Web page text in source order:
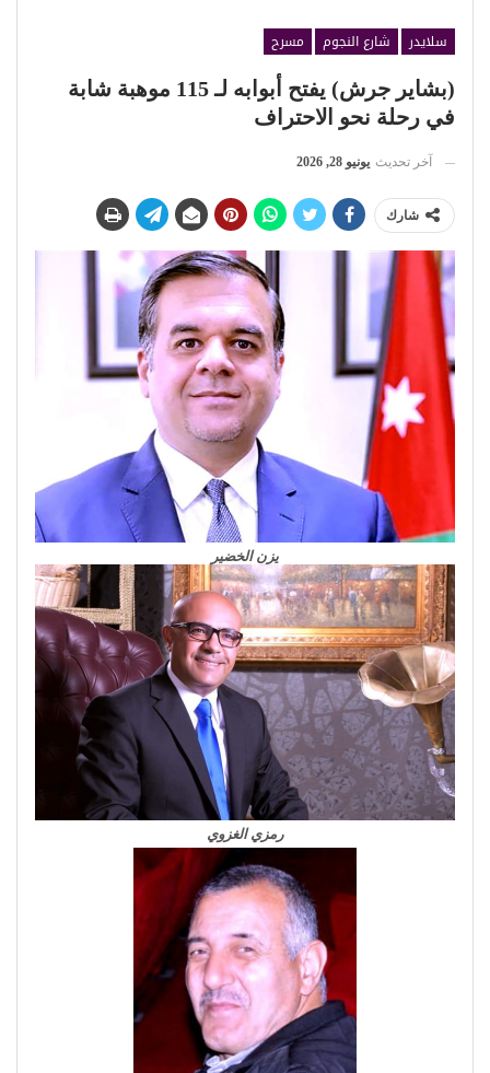
سلايدر شارع النجوم
مسرح
(بشاير جرش) يفتح أبوابه لـ 115 موهبة شابة
في رحلة نحو الاحتراف
آخر تحديث يونيو 28, 2026
شارك
يزن الخضير
رمزي الغزوي